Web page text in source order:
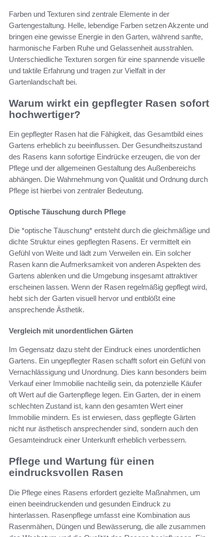
Farben und Texturen sind zentrale Elemente in der
Gartengestaltung. Helle, lebendige Farben setzen Akzente und
bringen eine gewisse Energie in den Garten, während sanfte,
harmonische Farben Ruhe und Gelassenheit ausstrahlen.
Unterschiedliche Texturen sorgen für eine spannende visuelle
und taktile Erfahrung und tragen zur Vielfalt in der
Gartenlandschaft bei.
Warum wirkt ein gepflegter Rasen sofort
hochwertiger?
Ein gepflegter Rasen hat die Fähigkeit, das Gesamtbild eines
Gartens erheblich zu beeinflussen. Der Gesundheitszustand
des Rasens kann sofortige Eindrücke erzeugen, die von der
Pflege und der allgemeinen Gestaltung des Außenbereichs
abhängen. Die Wahrnehmung von Qualität und Ordnung durch
Pflege ist hierbei von zentraler Bedeutung.
Optische Täuschung durch Pflege
Die *optische Täuschung* entsteht durch die gleichmäßige und
dichte Struktur eines gepflegten Rasens. Er vermittelt ein
Gefühl von Weite und lädt zum Verweilen ein. Ein solcher
Rasen kann die Aufmerksamkeit von anderen Aspekten des
Gartens ablenken und die Umgebung insgesamt attraktiver
erscheinen lassen. Wenn der Rasen regelmäßig gepflegt wird,
hebt sich der Garten visuell hervor und entblößt eine
ansprechende Ästhetik.
Vergleich mit unordentlichen Gärten
Im Gegensatz dazu steht der Eindruck eines unordentlichen
Gartens. Ein ungepflegter Rasen schafft sofort ein Gefühl von
Vernachlässigung und Unordnung. Dies kann besonders beim
Verkauf einer Immobilie nachteilig sein, da potenzielle Käufer
oft Wert auf die Gartenpflege legen. Ein Garten, der in einem
schlechten Zustand ist, kann den gesamten Wert einer
Immobilie mindern. Es ist erwiesen, dass gepflegte Gärten
nicht nur ästhetisch ansprechender sind, sondern auch den
Gesamteindruck einer Unterkunft erheblich verbessern.
Pflege und Wartung für einen
eindrucksvollen Rasen
Die Pflege eines Rasens erfordert gezielte Maßnahmen, um
einen beeindruckenden und gesunden Eindruck zu
hinterlassen. Rasenpflege umfasst eine Kombination aus
Rasenmähen, Düngen und Bewässerung, die alle zusammen